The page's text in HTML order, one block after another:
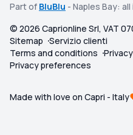
Part of BluBlu - Naples Bay:
© 2026 Caprionline Srl, VAT
Sitemap Servizio clienti
Terms and conditions
Privacy preferences
Made with love on Capri - Italy